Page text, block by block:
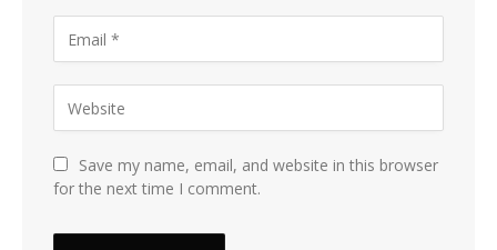
Save my name, email, and website in this browser
for the next time I comment.